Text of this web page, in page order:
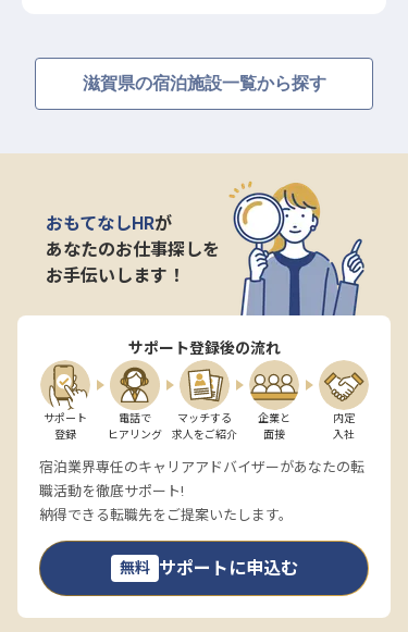
滋賀県の宿泊施設一覧から探す
おもてなしHRが
あなたのお仕事探しを
お手伝いします！
サポート登録後の流れ
サポート
登録
電話で
ヒアリング
マッチする
求人をご紹介
企業と
面接
内定
入社
宿泊業界専任のキャリアアドバイザーがあなたの転
職活動を徹底サポート!
納得できる転職先をご提案いたします。
無料 サポートに申込む